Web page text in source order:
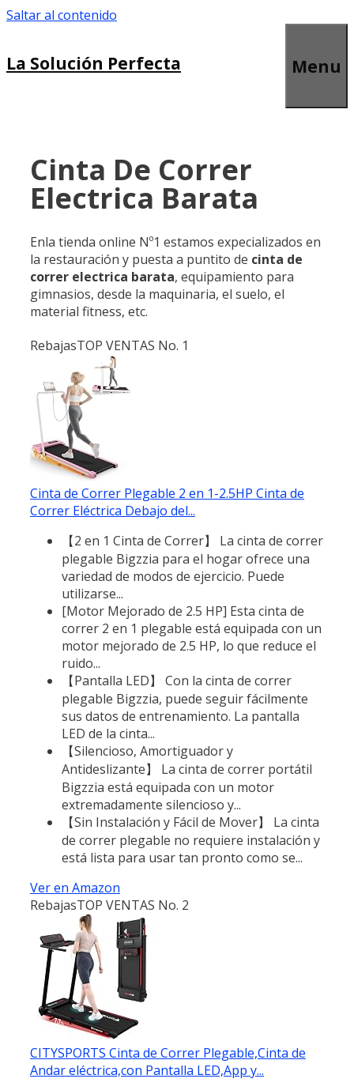
Saltar al contenido
La Solución Perfecta Menu
Cinta De Correr
Electrica Barata
Enla tienda online Nº1 estamos expecializados en
la restauración y puesta a puntito de cinta de
correr electrica barata, equipamiento para
gimnasios, desde la maquinaria, el suelo, el
material fitness, etc.
RebajasTOP VENTAS No. 1
Cinta de Correr Plegable 2 en 1-2.5HP Cinta de
Correr Eléctrica Debajo del...
【2 en 1 Cinta de Correr】 La cinta de correr
plegable Bigzzia para el hogar ofrece una
variedad de modos de ejercicio. Puede
utilizarse...
[Motor Mejorado de 2.5 HP] Esta cinta de
correr 2 en 1 plegable está equipada con un
motor mejorado de 2.5 HP, lo que reduce el
ruido...
【Pantalla LED】 Con la cinta de correr
plegable Bigzzia, puede seguir fácilmente
sus datos de entrenamiento. La pantalla
LED de la cinta...
【Silencioso, Amortiguador y
Antideslizante】 La cinta de correr portátil
Bigzzia está equipada con un motor
extremadamente silencioso y...
【Sin Instalación y Fácil de Mover】 La cinta
de correr plegable no requiere instalación y
está lista para usar tan pronto como se...
Ver en Amazon
RebajasTOP VENTAS No. 2
CITYSPORTS Cinta de Correr Plegable,Cinta de
Andar eléctrica,con Pantalla LED,App y...